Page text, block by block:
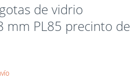
de vidrio
mm PL85 precinto de